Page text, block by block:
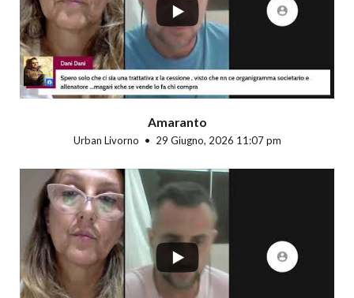
Amaranto
Urban Livorno 29 Giugno, 2026 11:07 pm